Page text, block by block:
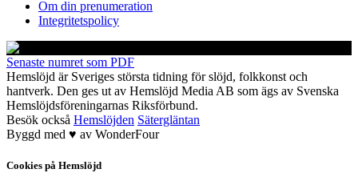
Om din prenumeration
Integritetspolicy
Senaste numret som PDF
Hemslöjd är Sveriges största tidning för slöjd, folkkonst och
hantverk. Den ges ut av Hemslöjd Media AB som ägs av Svenska
Hemslöjdsföreningarnas Riksförbund.
Besök också Hemslöjden Sätergläntan
Byggd med ♥ av WonderFour
Cookies på Hemslöjd